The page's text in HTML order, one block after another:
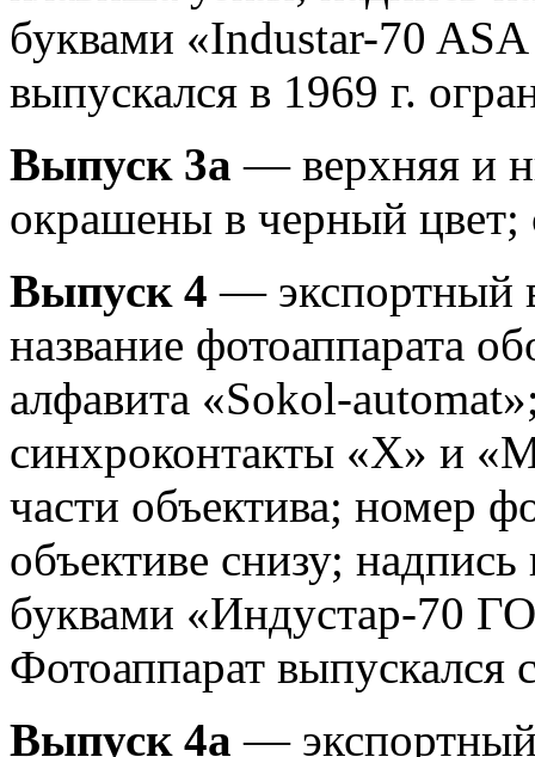
буквами «Industar-70
выпускался в 1969 г.
Выпуск 3а — верхняя и
окрашены в черный цвет;
Выпуск 4 — экспортный
название фотоаппарата
алфавита «Sokol-
синхроконтакты «Х» и
части объектива; номер
объективе снизу;
буквами «Индустар-70
Фотоаппарат выпускался
Выпуск 4а — экспортный